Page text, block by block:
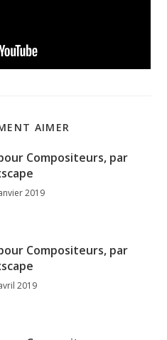
AIMER
Compositeurs, par
2019
Compositeurs, par
2019